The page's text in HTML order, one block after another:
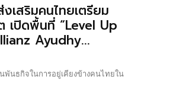
เสริมคนไทยเตรียม
เปิดพื้นที่ “Level Up
Ayudhy...
พันธกิจในการอยู่เคียงข้างคนไทยใน